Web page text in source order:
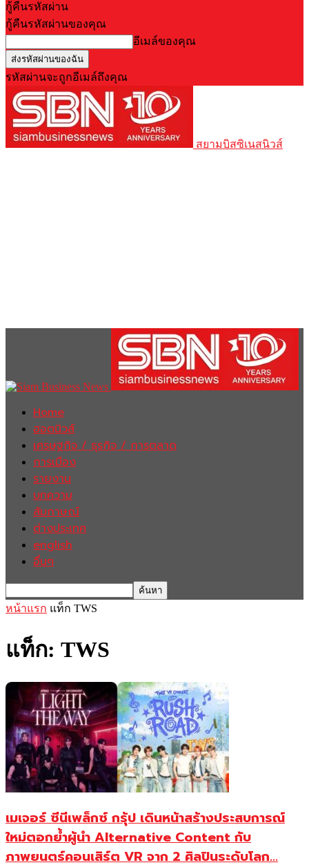
กู้คืนรหัสผ่าน
กู้คืนรหัสผ่านของคุณ
อีเมล์ของคุณ
รหัสผ่านจะถูกอีเมล์ถึงคุณ
สยามบิสซิเนสนิวส์
Home
ฮอตนิวส์
เศรษฐกิจ / ธุรกิจ / การตลาด
การเมือง
รายงาน
บทความ
สัมภาษณ์
ต่างประเทศ
english
อื่นๆ
หน้าแรก แท็ก TWS
แท็ก: TWS
เมเจอร์ ซีนีเพล็กซ์ กรุ้ป เดินหน้าสร้างประสบการณ์
ใหม่ตอกย้ำผู้นำ Alternative Content กับ
ภาพยนตร์คอนเสิร์ต VR จาก 2 ศิลปินระดับโลก...